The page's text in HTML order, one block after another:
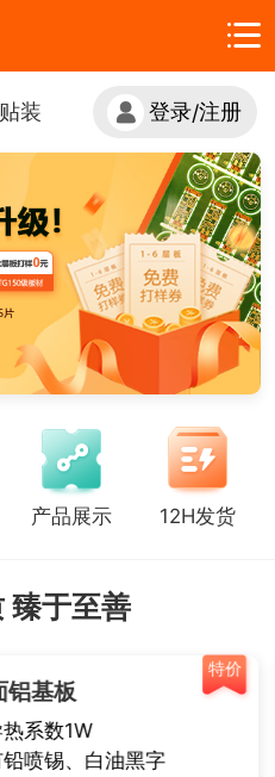
装 登录/注册
产品展示 12H发货
臻于至善
特价
铝基板
系数1W
喷锡、白油黑字